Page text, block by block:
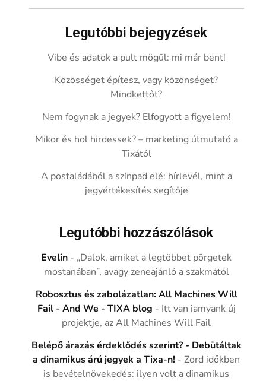
Legutóbbi bejegyzések
Vibe és adatok a pult mögül: mi már bent!
Közösséget építesz, vagy közönséget?
Mindkettőt?
Nem fogynak a jegyek? Elfogyott a figyelem!
Mikor és hol hirdessek? – marketing útmutató a
Tixától
A postaládából a színpad elé: hírlevél, mint a
jegyértékesítés segítője
Legutóbbi hozzászólások
Evelin - „Dalok, amiket a legtöbbet pörgetek
mostanában”, avagy zeneajánló a szakmától
Robosztus és zabolázatlan: All Machines Will
Fail - And We - TIXA blog - Itt van iamyank új
projektje, az All Machines Will Fail
Belépő árazás érdeklődés szerint? - Debütáltak
a dinamikus árú jegyek a Tixa-n! -Zord időkben
is bevételnövekedés: ilyen volt a dinamikus